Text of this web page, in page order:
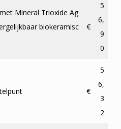
Mineral Trioxide Ag
biokeramisc
€
5
6,
9
0
€
5
6,
3
2